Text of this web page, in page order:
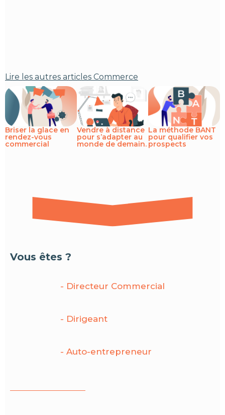
Lire les autres articles Commerce
Briser la glace en
rendez-vous
commercial
Vendre à distance
pour s’adapter au
monde de demain.
La méthode BANT
pour qualifier vos
prospects
Vous êtes ?
- Directeur Commercial
- Dirigeant
- Auto-entrepreneur